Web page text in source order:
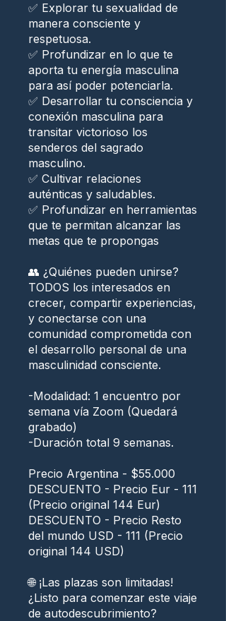
✅ Explorar tu sexualidad de
manera consciente y
respetuosa.
✅ Profundizar en lo que te
aporta tu energía masculina
para así poder potenciarla.
✅ Desarrollar tu consciencia y
conexión masculina para
transitar victorioso los
senderos del sagrado
masculino.
✅ Cultivar relaciones
auténticas y saludables.
✅ Profundizar en herramientas
que te permitan alcanzar las
metas que te propongas
👥 ¿Quiénes pueden unirse?
TODOS los interesados en
crecer, compartir experiencias,
y conectarse con una
comunidad comprometida con
el desarrollo personal de una
masculinidad consciente.
-Modalidad: 1 encuentro por
semana vía Zoom (Quedará
grabado)
-Duración total 9 semanas.
Precio Argentina - $55.000
DESCUENTO - Precio Eur - 111
(Precio original 144 Eur)
DESCUENTO - Precio Resto
del mundo USD - 111 (Precio
original 144 USD)
🌐 ¡Las plazas son limitadas!
¿Listo para comenzar este viaje
de autodescubrimiento?